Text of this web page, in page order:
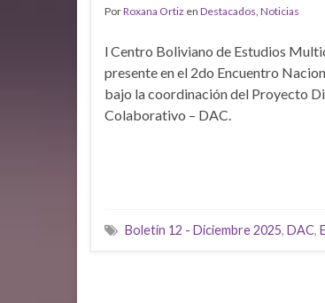
PorRoxana Ortiz en Destacados, Noticias
l Centro Boliviano de Estudios
presente en el 2do Encuentro
bajo la coordinación del Proyecto
Colaborativo – DAC.
Boletín 12 - Diciembre 2025, DAC,